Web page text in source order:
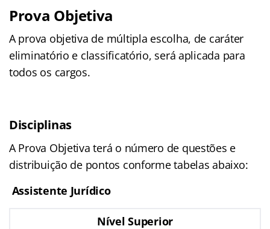
Prova Objetiva
A prova objetiva de múltipla escolha, de caráter
eliminatório e classificatório, será aplicada para
todos os cargos.
Disciplinas
A Prova Objetiva terá o número de questões e
distribuição de pontos conforme tabelas abaixo:
Assistente Jurídico
Nível Superior